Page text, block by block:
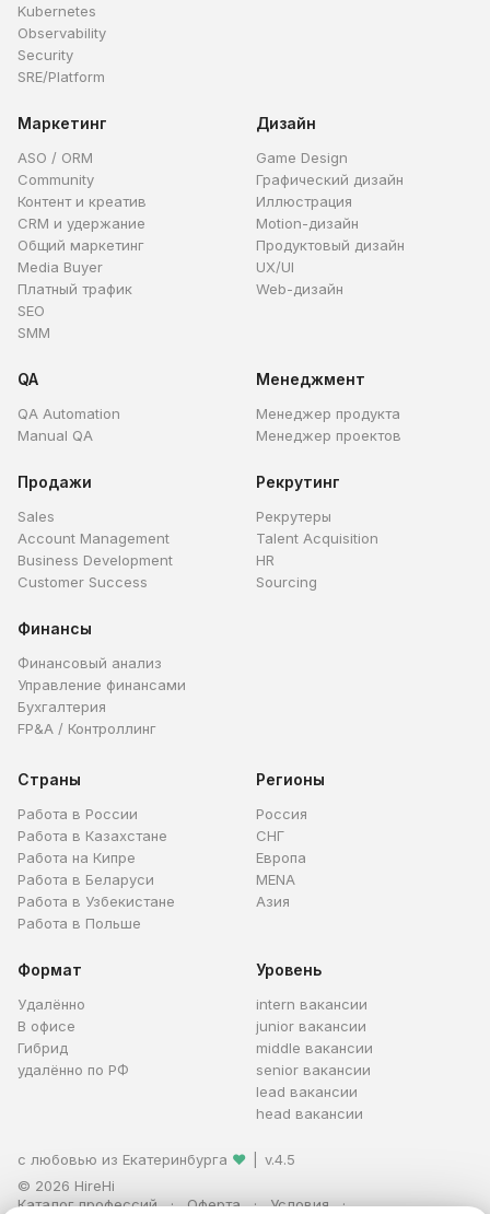
Kubernetes
Observability
Security
SRE/Platform
Маркетинг
ASO / ORM
Community
Контент и креатив
CRM и удержание
Общий маркетинг
Media Buyer
Платный трафик
SEO
SMM
Дизайн
Game Design
Графический дизайн
Иллюстрация
Motion-дизайн
Продуктовый дизайн
UX/UI
Web-дизайн
QA
QA Automation
Manual QA
Менеджмент
Менеджер продукта
Менеджер проектов
Продажи
Sales
Account Management
Business Development
Customer Success
Рекрутинг
Рекрутеры
Talent Acquisition
HR
Sourcing
Финансы
Финансовый анализ
Управление финансами
Бухгалтерия
FP&A / Контроллинг
Страны
Работа в России
Работа в Казахстане
Работа на Кипре
Работа в Беларуси
Работа в Узбекистане
Работа в Польше
Регионы
Россия
СНГ
Европа
MENA
Азия
Формат
Удалённо
В офисе
Гибрид
удалённо по РФ
Уровень
intern вакансии
junior вакансии
middle вакансии
senior вакансии
lead вакансии
head вакансии
с любовью из Екатеринбурга ❤
v.4.5
© 2026 HireHi
Каталог профессий
Оферта
Условия